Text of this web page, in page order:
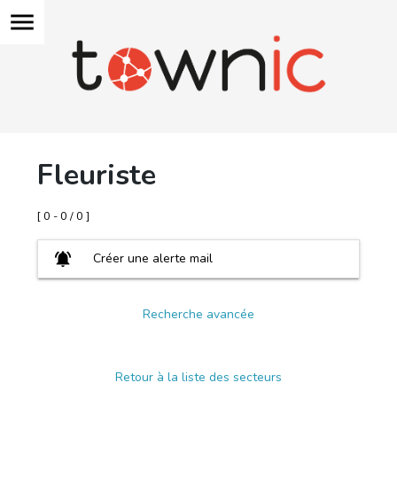
menu
Fleuriste
[ 0 - 0 / 0 ]
notifications_active Créer une alerte mail
Recherche avancée
Retour à la liste des secteurs